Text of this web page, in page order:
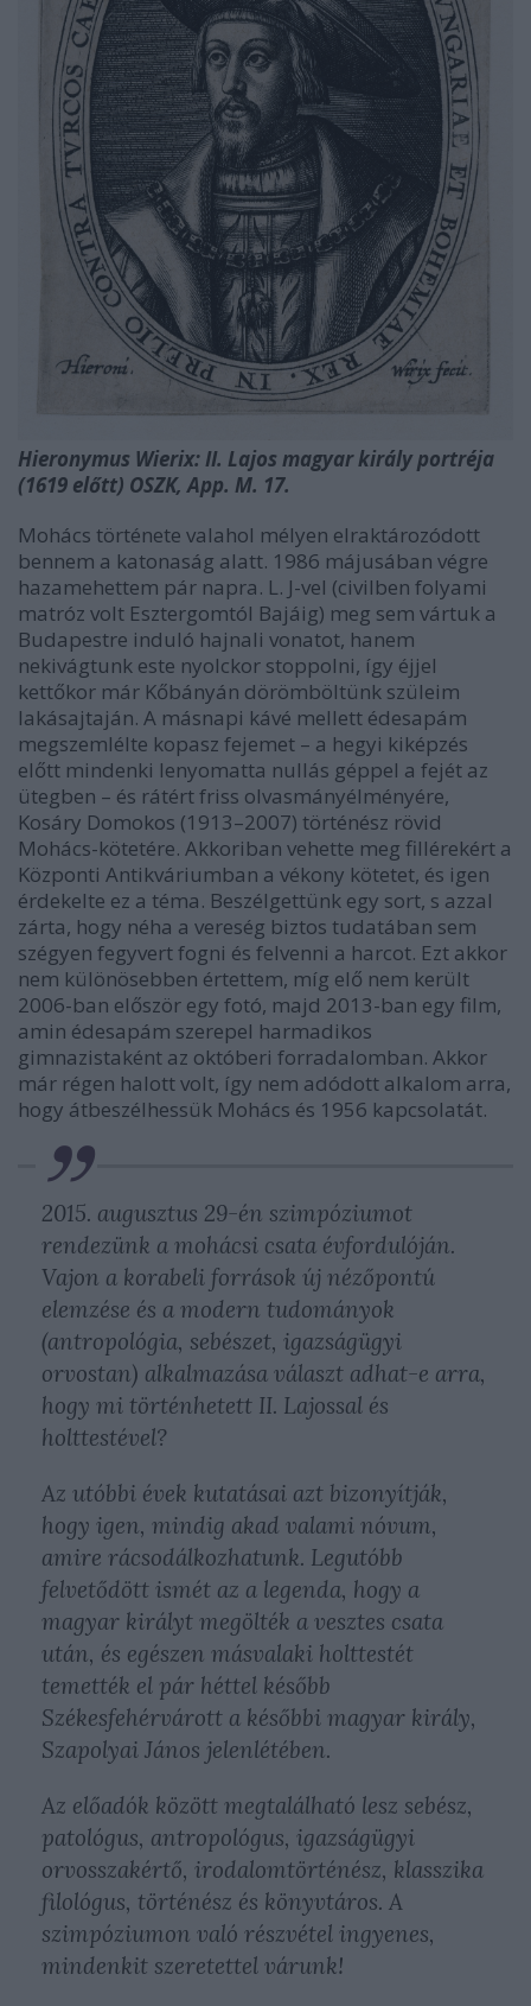
Hieronymus Wierix: II. Lajos magyar király portréja
(1619 előtt) OSZK, App. M. 17.
Mohács története valahol mélyen elraktározódott
bennem a katonaság alatt. 1986 májusában végre
hazamehettem pár napra. L. J-vel (civilben folyami
matróz volt Esztergomtól Bajáig) meg sem vártuk a
Budapestre induló hajnali vonatot, hanem
nekivágtunk este nyolckor stoppolni, így éjjel
kettőkor már Kőbányán dörömböltünk szüleim
lakásajtaján. A másnapi kávé mellett édesapám
megszemlélte kopasz fejemet – a hegyi kiképzés
előtt mindenki lenyomatta nullás géppel a fejét az
ütegben – és rátért friss olvasmányélményére,
Kosáry Domokos (1913–2007) történész rövid
Mohács-kötetére. Akkoriban vehette meg fillérekért a
Központi Antikváriumban a vékony kötetet, és igen
érdekelte ez a téma. Beszélgettünk egy sort, s azzal
zárta, hogy néha a vereség biztos tudatában sem
szégyen fegyvert fogni és felvenni a harcot. Ezt akkor
nem különösebben értettem, míg elő nem került
2006-ban először egy fotó, majd 2013-ban egy film,
amin édesapám szerepel harmadikos
gimnazistaként az októberi forradalomban. Akkor
már régen halott volt, így nem adódott alkalom arra,
hogy átbeszélhessük Mohács és 1956 kapcsolatát.
2015. augusztus 29-én szimpóziumot
rendezünk a mohácsi csata évfordulóján.
Vajon a korabeli források új nézőpontú
elemzése és a modern tudományok
(antropológia, sebészet, igazságügyi
orvostan) alkalmazása választ adhat-e arra,
hogy mi történhetett II. Lajossal és
holttestével?
Az utóbbi évek kutatásai azt bizonyítják,
hogy igen, mindig akad valami nóvum,
amire rácsodálkozhatunk. Legutóbb
felvetődött ismét az a legenda, hogy a
magyar királyt megölték a vesztes csata
után, és egészen másvalaki holttestét
temették el pár héttel később
Székesfehérvárott a későbbi magyar király,
Szapolyai János jelenlétében.
Az előadók között megtalálható lesz sebész,
patológus, antropológus, igazságügyi
orvosszakértő, irodalomtörténész, klasszika
filológus, történész és könyvtáros. A
szimpóziumon való részvétel ingyenes,
mindenkit szeretettel várunk!